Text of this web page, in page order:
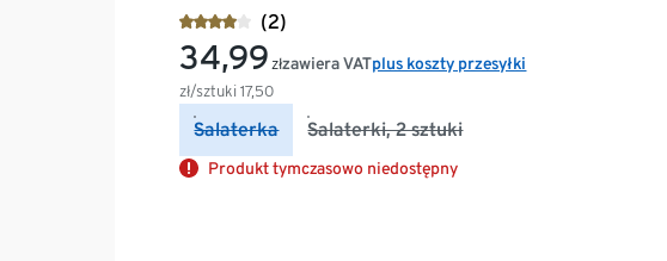
(2)
34,99 zł
zł/sztuki17,50
zawiera VATplus koszty przesyłki
Salaterka Salaterki, 2 sztuki
Produkt tymczasowo niedostępny